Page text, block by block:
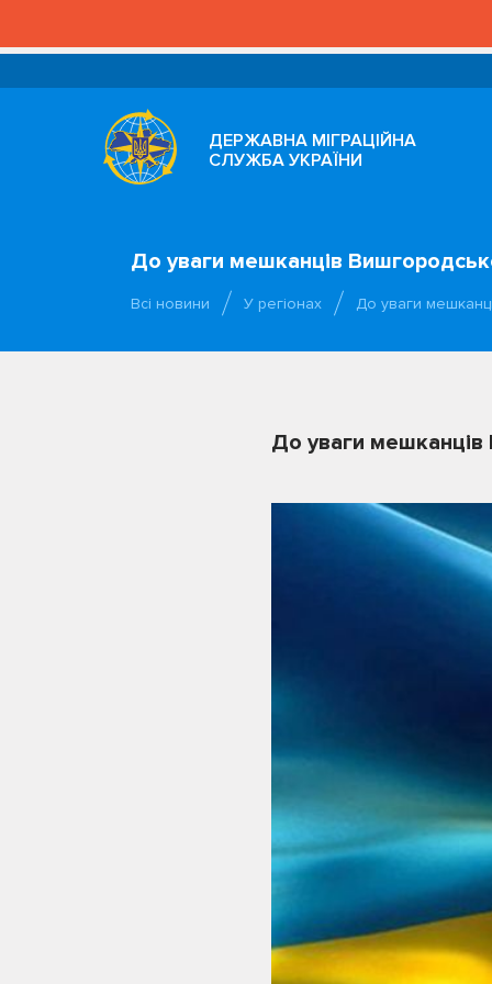
ДЕРЖАВНА МІГРАЦІЙНА
СЛУЖБА УКРАЇНИ
До уваги мешканців
Всі новини У регіонах До уваги
До уваги мешканців